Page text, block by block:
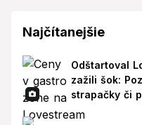
Najčítanejšie
Odštartoval
zažili šok:
strapačky či